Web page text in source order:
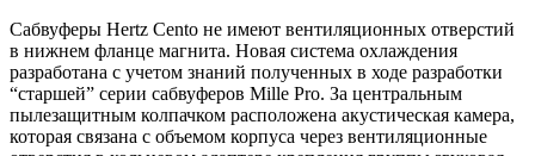
Сабвуферы Hertz Cento не имеют вентиляционных отверстий
в нижнем фланце магнита. Новая система охлаждения
разработана с учетом знаний полученных в ходе разработки
“старшей” серии сабвуферов Mille Pro. За центральным
пылезащитным колпачком расположена акустическая камера,
которая связана с объемом корпуса через вентиляционные